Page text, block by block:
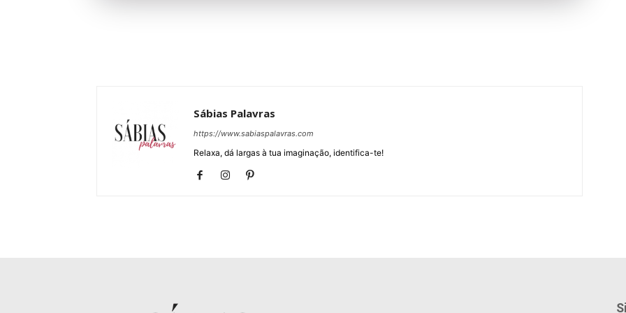
Sábias Palavras
https://www.sabiaspalavras.com
Relaxa, dá largas à tua imaginação, identifica-te!